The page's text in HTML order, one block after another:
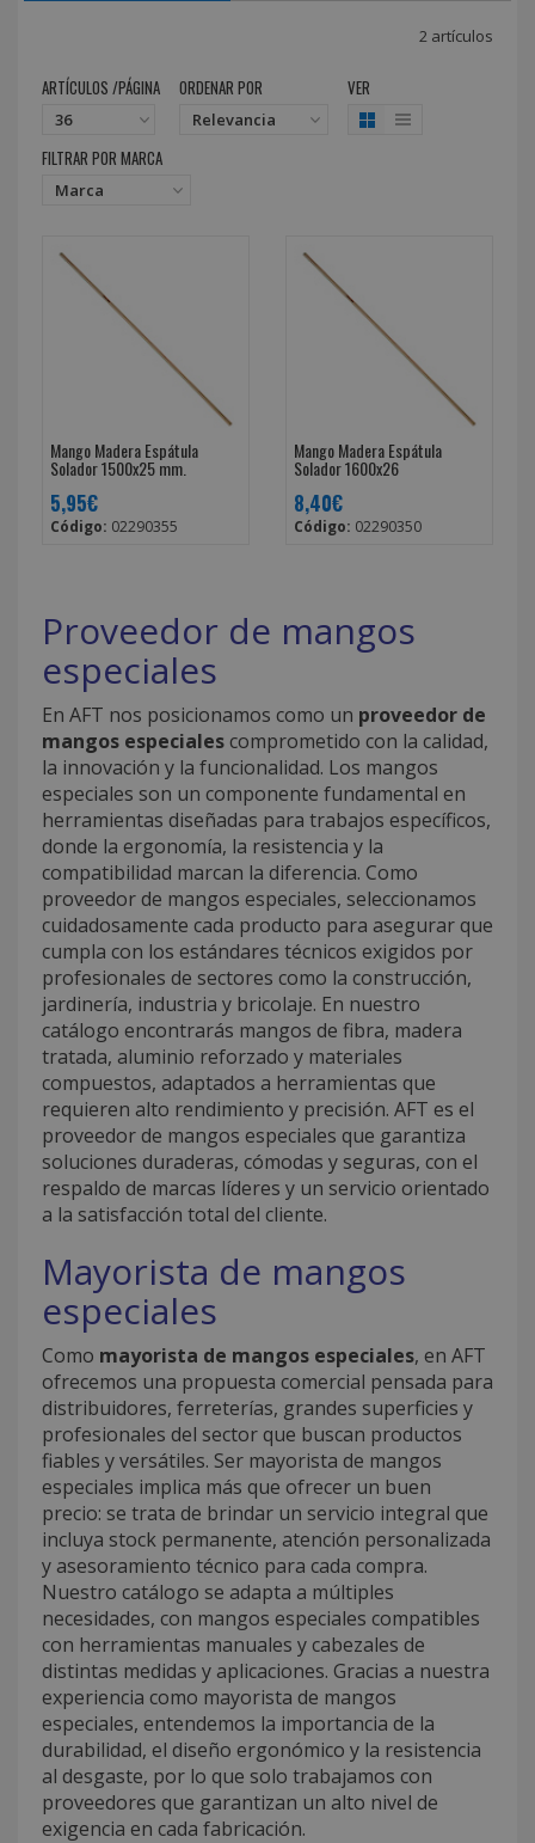
2 artículos
ARTÍCULOS /PÁGINA ORDENAR POR VER
FILTRAR POR MARCA
Mango Madera Espátula
Solador 1500x25 mm.
5,95€
Código: 02290355
Mango Madera Espátula
Solador 1600x26
8,40€
Código: 02290350
Proveedor de mangos
especiales
En AFT nos posicionamos como un proveedor de
mangos especialescomprometido con la calidad,
la innovación y la funcionalidad. Los mangos
especiales son un componente fundamental en
herramientas diseñadas para trabajos específicos,
donde la ergonomía, la resistencia y la
compatibilidad marcan la diferencia. Como
proveedor de mangos especiales, seleccionamos
cuidadosamente cada producto para asegurar que
cumpla con los estándares técnicos exigidos por
profesionales de sectores como la construcción,
jardinería, industria y bricolaje. En nuestro
catálogo encontrarás mangos de fibra, madera
tratada, aluminio reforzado y materiales
compuestos, adaptados a herramientas que
requieren alto rendimiento y precisión. AFT es el
proveedor de mangos especiales que garantiza
soluciones duraderas, cómodas y seguras, con el
respaldo de marcas líderes y un servicio orientado
a la satisfacción total del cliente.
Mayorista de mangos
especiales
Como mayorista de mangos especiales, en AFT
ofrecemos una propuesta comercial pensada para
distribuidores, ferreterías, grandes superficies y
profesionales del sector que buscan productos
fiables y versátiles. Ser mayorista de mangos
especiales implica más que ofrecer un buen
precio: se trata de brindar un servicio integral que
incluya stock permanente, atención personalizada
y asesoramiento técnico para cada compra.
Nuestro catálogo se adapta a múltiples
necesidades, con mangos especiales compatibles
con herramientas manuales y cabezales de
distintas medidas y aplicaciones. Gracias a nuestra
experiencia como mayorista de mangos
especiales, entendemos la importancia de la
durabilidad, el diseño ergonómico y la resistencia
al desgaste, por lo que solo trabajamos con
proveedores que garantizan un alto nivel de
exigencia en cada fabricación.